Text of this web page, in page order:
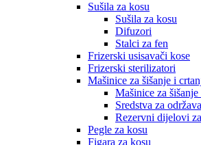
Sušila za kosu
Sušila za kosu
Difuzori
Stalci za fen
Frizerski usisavači kose
Frizerski sterilizatori
Mašinice za šišanje i
Mašinice za
Sredstva za
Rezervni dijelovi
Pegle za kosu
Figara za kosu